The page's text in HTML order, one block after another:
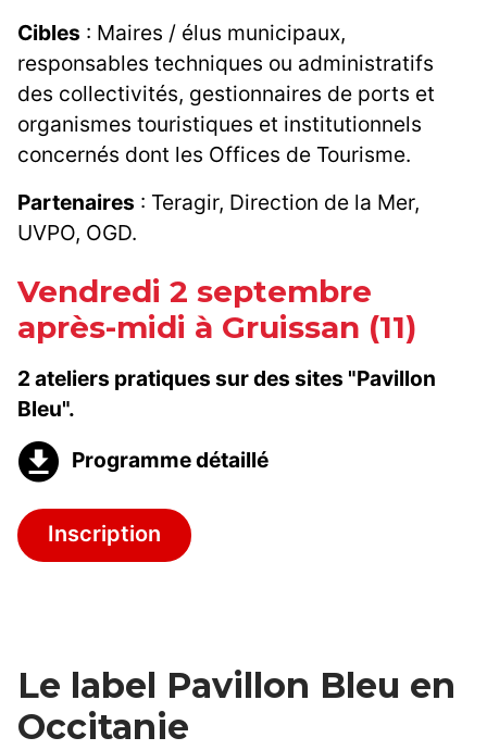
Cibles : Maires / élus municipaux,
responsables techniques ou administratifs
des collectivités, gestionnaires de ports et
organismes touristiques et institutionnels
concernés dont les Offices de Tourisme.
Partenaires : Teragir, Direction de la Mer,
UVPO, OGD.
Vendredi 2 septembre
après-midi à Gruissan (11)
2 ateliers pratiques sur des sites "Pavillon
Bleu".
Programme détaillé
Inscription
Le label Pavillon Bleu en
Occitanie